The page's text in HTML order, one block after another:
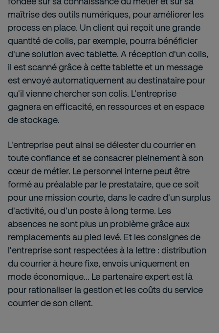
maîtrise des outils numériques, pour améliorer les
process en place. Un client qui reçoit une grande
quantité de colis, par exemple, pourra bénéficier
d'une solution avec tablette. A réception d'un colis,
il est scanné grâce à cette tablette et un message
est envoyé automatiquement au destinataire pour
qu'il vienne chercher son colis. L'entreprise
gagnera en efficacité, en ressources et en espace
de stockage.
L'entreprise peut ainsi se délester du courrier en
toute confiance et se consacrer pleinement à son
cœur de métier. Le personnel interne peut être
formé au préalable par le prestataire, que ce soit
pour une mission courte, dans le cadre d'un surplus
d'activité, ou d'un poste à long terme. Les
absences ne sont plus un problème grâce aux
remplacements au pied levé. Et les consignes de
l'entreprise sont respectées à la lettre : distribution
du courrier à heure fixe, envois uniquement en
mode économique... Le partenaire expert est là
pour rationaliser la gestion et les coûts du service
courrier de son client.